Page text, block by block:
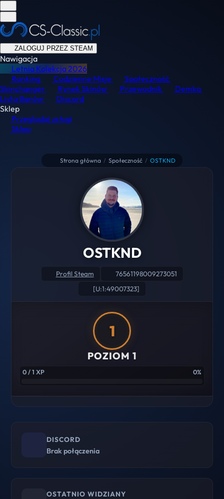
ZALOGUJ PRZEZ STEAM
Nawigacja
Letnia Kolekcja2026
Ranking
Codzienne Misje
Społeczność
Skinchanger
Rynek Skinów Przewodnik
Demka
Lista Banów
Discord
Sklep
Przeglądaj usługi
Sklep
Strona główna / Społeczność / OSTKND
OSTKND
Profil Steam
76561198009273051
[U:1:49007323]
1
POZIOM 1
0 / 1 XP 0%
DISCORD
Brak połączenia
OSTATNIO WIDZIANY